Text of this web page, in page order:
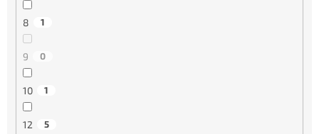
8 1
9 0
10 1
12 5